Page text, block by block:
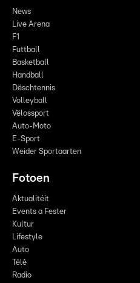
News
Live Arena
F1
Futtball
Basketball
Handball
Dëschtennis
Volleyball
Vëlossport
Auto-Moto
E-Sport
Weider Sportaarten
Fotoen
Aktualitéit
Events a Fester
Kultur
Lifestyle
Auto
Télé
Radio